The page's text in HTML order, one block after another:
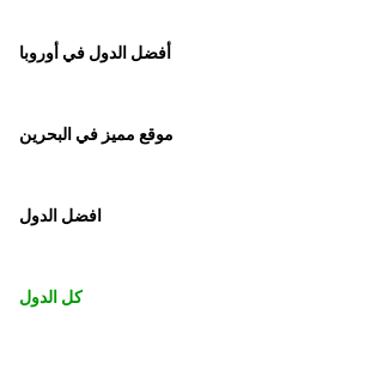
أفضل الدول في أوروبا
موقع مميز في البحرين
افضل الدول
كل الدول